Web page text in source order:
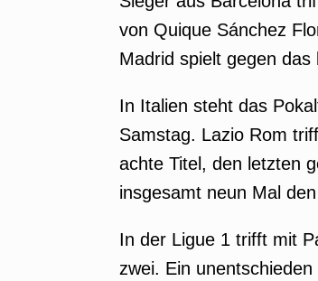
von Quique Sánchez
Madrid spielt gegen
In Italien steht das
Samstag. Lazio Rom
achte Titel, den letzten
insgesamt neun Mal
In der Ligue 1 trifft mit
zwei. Ein